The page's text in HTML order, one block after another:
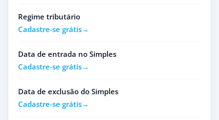
Regime tributário
Cadastre-se grátis
Data de entrada no Simples
Cadastre-se grátis
Data de exclusão do Simples
Cadastre-se grátis